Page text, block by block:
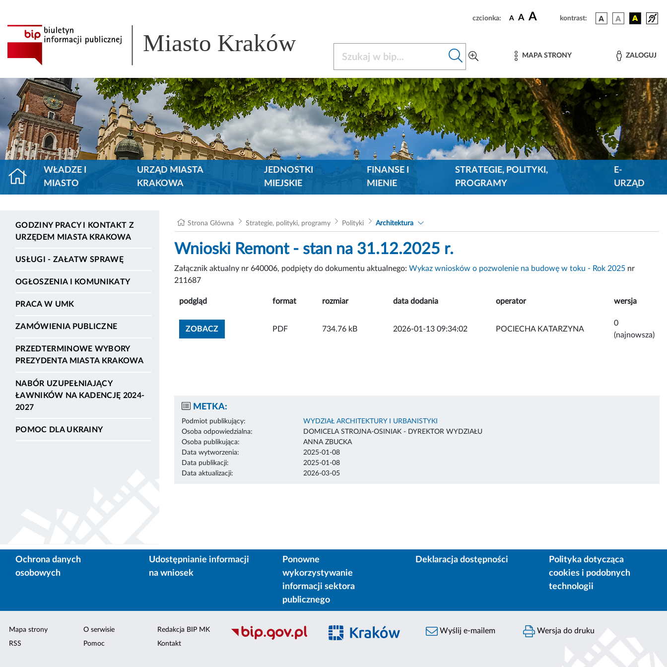
czcionka: A A A kontrast:
Miasto Kraków MAPA STRONY ZALOGUJ
WŁADZE I
MIASTO
URZĄD MIASTA
KRAKOWA
JEDNOSTKI
MIEJSKIE
FINANSE I
MIENIE
STRATEGIE, POLITYKI,
PROGRAMY
E-
URZĄD
GODZINY PRACY I KONTAKT Z
URZĘDEM MIASTA KRAKOWA
USŁUGI - ZAŁATW SPRAWĘ
OGŁOSZENIA I KOMUNIKATY
PRACA W UMK
ZAMÓWIENIA PUBLICZNE
PRZEDTERMINOWE WYBORY
PREZYDENTA MIASTA KRAKOWA
NABÓR UZUPEŁNIAJĄCY
ŁAWNIKÓW NA KADENCJĘ 2024-
2027
POMOC DLA UKRAINY
Strona Główna Strategie, polityki, programy Polityki Architektura
Wnioski Remont - stan na 31.12.2025 r.
Załącznik aktualny nr 640006, podpięty do dokumentu aktualnego: Wykaz wniosków o pozwolenie na budowę w toku - Rok 2025 nr
211687
podgląd format rozmiar data dodania operator wersja
ZOBACZZOBACZ ZAŁĄCZNIK
PDF 734.76 kB 2026-01-13 09:34:02 POCIECHA KATARZYNA
0
(najnowsza)
METKA:
Podmiot publikujący:
WYDZIAŁ ARCHITEKTURY I URBANISTYKI
Osoba odpowiedzialna:
DOMICELA STROJNA-OSINIAK - DYREKTOR WYDZIAŁU
Osoba publikująca:
ANNA ZBUCKA
Data wytworzenia:
2025-01-08
Data publikacji:
2025-01-08
Data aktualizacji:
2026-03-05
Ochrona danych
osobowych
Udostępnianie informacji
na wniosek
Ponowne
wykorzystywanie
informacji sektora
publicznego
Deklaracja dostępności
Polityka dotycząca
cookies i podobnych
technologii
Mapa strony
RSS
O serwisie
Pomoc
Redakcja BIP MK
Kontakt
Wyślij e-mailem Wersja do druku